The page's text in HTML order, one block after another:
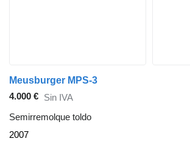
Meusburger MPS-3
4.000 € Sin IVA
Semirremolque toldo
2007